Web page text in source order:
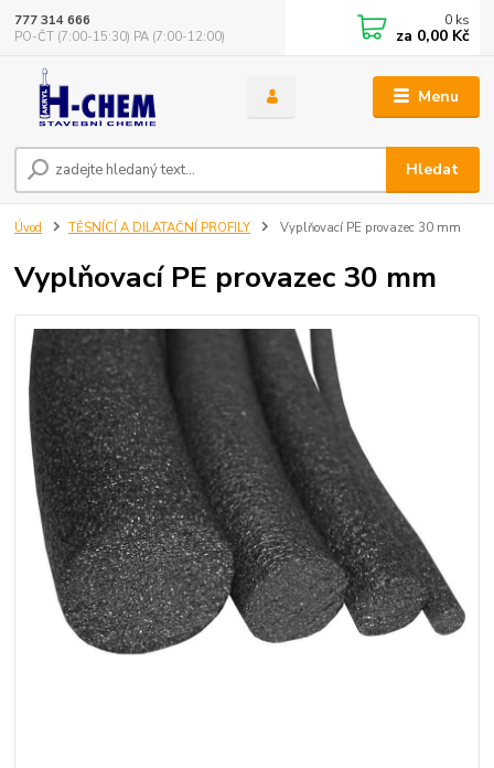
Menu
Hledat
777 314 666
PO-ČT (7:00-15:30) PA (7:00-12:00)
0 ks
za 0,00 Kč
Úvod TĚSNÍCÍ A DILATAČNÍ PROFILY Vyplňovací PE provazec 30 mm
Vyplňovací PE provazec 30 mm